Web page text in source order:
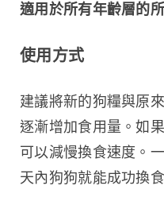
適用於所有年齡層的
使用方式
建議將新的狗糧與原
逐漸增加食用量。如
可以減慢換食速度。
天內狗狗就能成功換食